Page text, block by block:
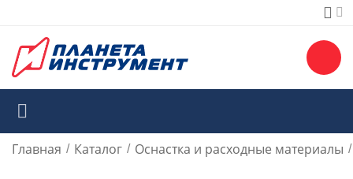
Главная / Каталог / Оснастка и расходные материалы /